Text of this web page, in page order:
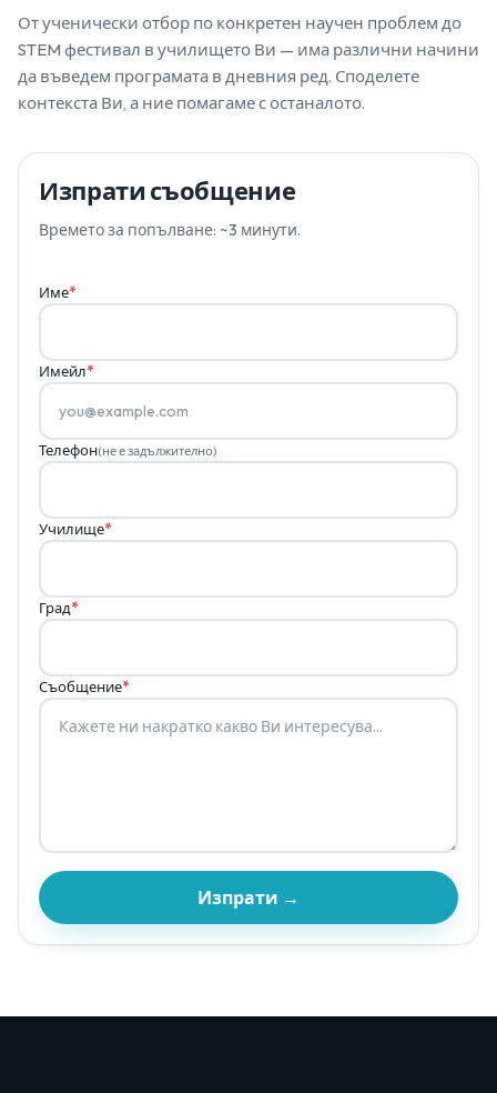
От ученически отбор по конкретен научен проблем до
STEM фестивал в училището Ви — има различни начини
да въведем програмата в дневния ред. Споделете
контекста Ви, а ние помагаме с останалото.
Изпрати съобщение
Времето за попълване: ~3 минути.
Име*
Имейл*
Телефон(не е задължително)
Училище*
Град*
Съобщение*
Изпрати →